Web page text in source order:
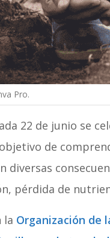
Pro.
ada 22 de junio se
objetivo de
diversas
pérdida de
la Organización de